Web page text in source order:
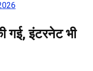
गई, इंटरनेट भी